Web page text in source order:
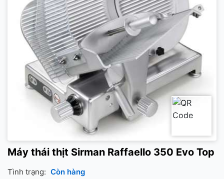
Máy thái thịt Sirman Raffaello 350 Evo Top
Tình trạng: Còn hàng